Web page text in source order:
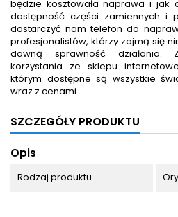
będzie kosztowała naprawa i jak
dostępność części zamiennych i
dostarczyć nam telefon do
profesjonalistów, którzy zajmą się
dawną sprawność działania.
korzystania ze sklepu
którym dostępne są wszystkie
wraz z cenami.
SZCZEGÓŁY PRODUKTU
Opis
Rodzaj produktu